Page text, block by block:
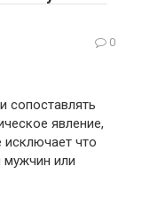
0
сопоставлять
явление,
исключает что
мужчин или